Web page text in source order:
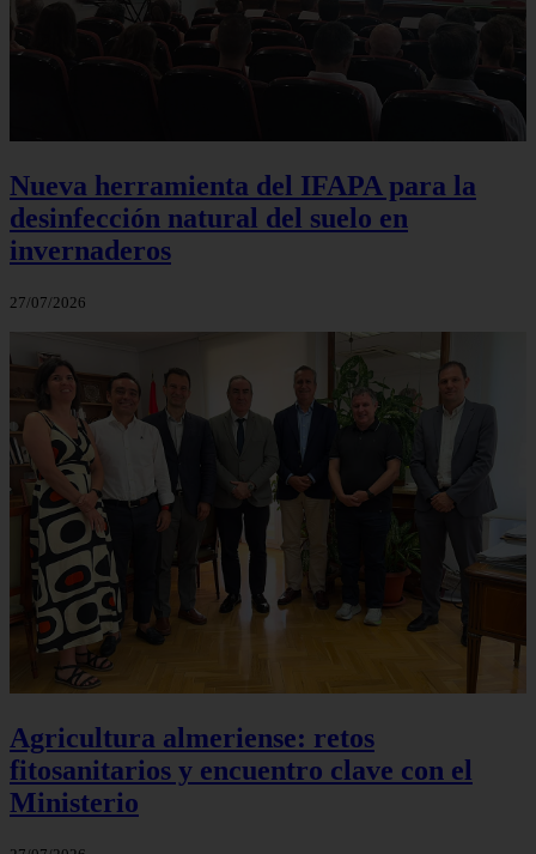
Nueva herramienta del IFAPA para la
desinfección natural del suelo en
invernaderos
27/07/2026
Agricultura almeriense: retos
fitosanitarios y encuentro clave con el
Ministerio